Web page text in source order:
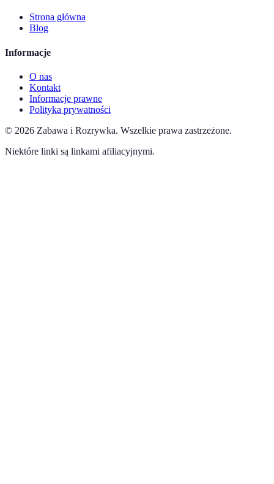
Strona główna
Blog
Informacje
O nas
Kontakt
Informacje prawne
Polityka prywatności
© 2026 Zabawa i Rozrywka. Wszelkie prawa zastrzeżone.
Niektóre linki są linkami afiliacyjnymi.